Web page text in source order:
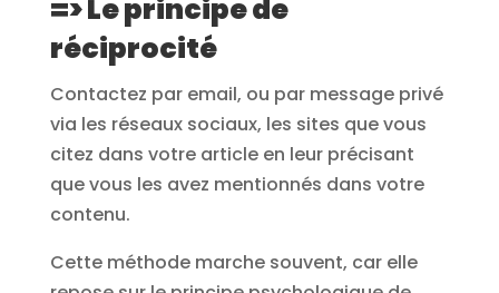
=> Le principe de
réciprocité
Contactez par email, ou par message privé
via les réseaux sociaux, les sites que vous
citez dans votre article en leur précisant
que vous les avez mentionnés dans votre
contenu.
Cette méthode marche souvent, car elle